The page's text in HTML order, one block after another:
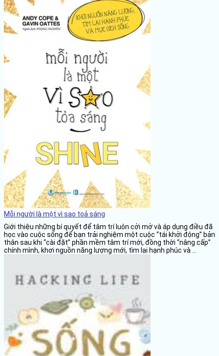
Mỗi người là một vì sao toả sáng
Giới thiệu những bí quyết để tâm trí luôn cởi mở và áp dụng điều đã
học vào cuộc sống để bạn trải nghiệm một cuộc “tái khởi động” bản
thân sau khi “cài đặt” phần mềm tâm trí mới, đồng thời “nâng cấp”
chính mình, khơi nguồn năng lượng mới, tìm lại hạnh phúc và ...